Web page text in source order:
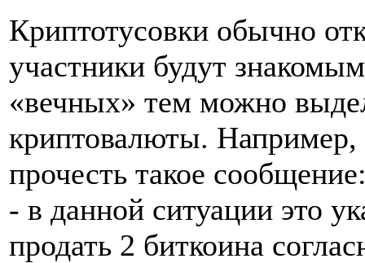
Криптотусовки обычно
участники будут
«вечных» тем можно
криптовалюты. Например,
прочесть такое
- в данной ситуации это
продать 2 биткоина